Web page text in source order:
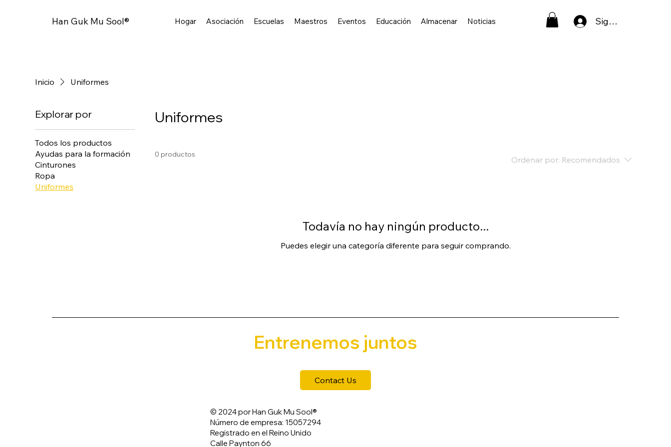
Han Guk Mu Sool® Hogar Asociación Escuelas Maestros Eventos Educación Almacenar Noticias Sign In
Inicio Uniformes
Explorar por
Todos los productos
Ayudas para la formación
Cinturones
Ropa
Uniformes
Uniformes
0 productos
Ordenar por: Recomendados
Todavía no hay ningún producto...
Puedes elegir una categoría diferente para seguir comprando.
Entrenemos juntos
Contact Us
© 2024 por Han Guk Mu Sool®
Número de empresa: 15057294
Registrado en el Reino Unido
Calle Paynton 66